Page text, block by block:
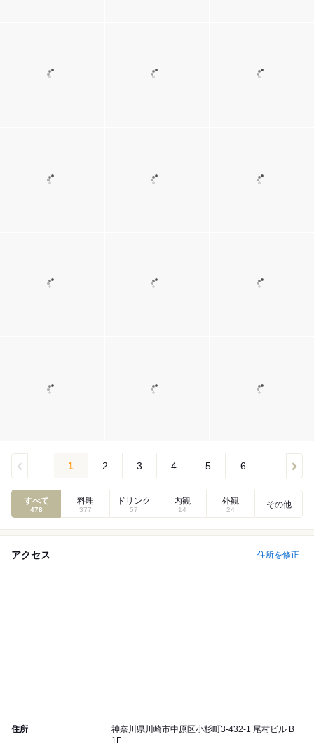
1 2 3 4 5 6
すべて
478
料理
377
ドリンク
57
内観
14
外観
24
その他
アクセス 住所を修正
住所
神奈川県川崎市中原区小杉町3-432-1 尾村ビル B
1F